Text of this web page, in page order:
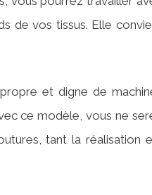
de vos tissus. Elle
et digne de
ce modèle, vous ne
tant la réalisation